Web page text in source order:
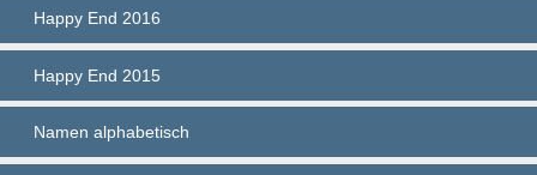
Happy End 2016
Happy End 2015
Namen alphabetisch